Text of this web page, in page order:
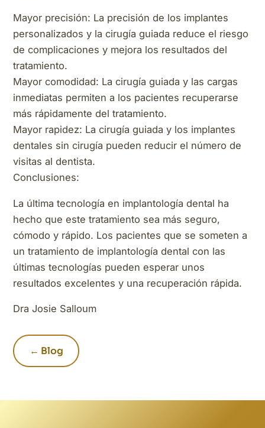
Mayor precisión: La precisión de los implantes
personalizados y la cirugía guiada reduce el riesgo
de complicaciones y mejora los resultados del
tratamiento.
Mayor comodidad: La cirugía guiada y las cargas
inmediatas permiten a los pacientes recuperarse
más rápidamente del tratamiento.
Mayor rapidez: La cirugía guiada y los implantes
dentales sin cirugía pueden reducir el número de
visitas al dentista.
Conclusiones:
La última tecnología en implantología dental ha
hecho que este tratamiento sea más seguro,
cómodo y rápido. Los pacientes que se someten a
un tratamiento de implantología dental con las
últimas tecnologías pueden esperar unos
resultados excelentes y una recuperación rápida.
Dra Josie Salloum
← Blog